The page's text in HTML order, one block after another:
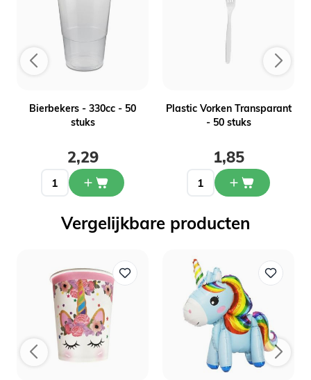
Bierbekers - 330cc - 50
stuks
2,29
Plastic Vorken Transparant
- 50 stuks
1,85
Vergelijkbare producten